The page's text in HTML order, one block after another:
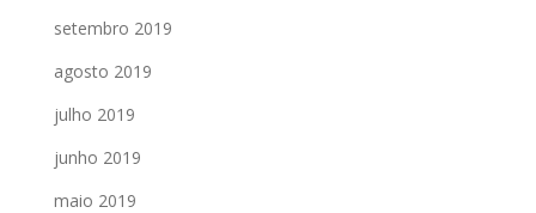
setembro 2019
agosto 2019
julho 2019
junho 2019
maio 2019